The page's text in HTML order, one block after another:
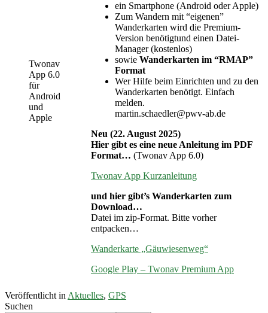
Twonav
App 6.0
für
Android
und
Apple
ein Smartphone (Android oder Apple)
Zum Wandern mit “eigenen”
Wanderkarten wird die Premium-
Version benötigtund einen Datei-
Manager (kostenlos)
sowie Wanderkarten im “RMAP”
Format
Wer Hilfe beim Einrichten und zu den
Wanderkarten benötigt. Einfach
melden.
martin.schaedler@pwv-ab.de
Neu (22. August 2025)
Hier gibt es eine neue Anleitung im PDF
Format… (Twonav App 6.0)
Twonav App Kurzanleitung
und hier gibt’s Wanderkarten zum
Download…
Datei im zip-Format. Bitte vorher
entpacken…
Wanderkarte „Gäuwiesenweg“
Google Play – Twonav Premium App
Veröffentlicht in Aktuelles, GPS
Suchen